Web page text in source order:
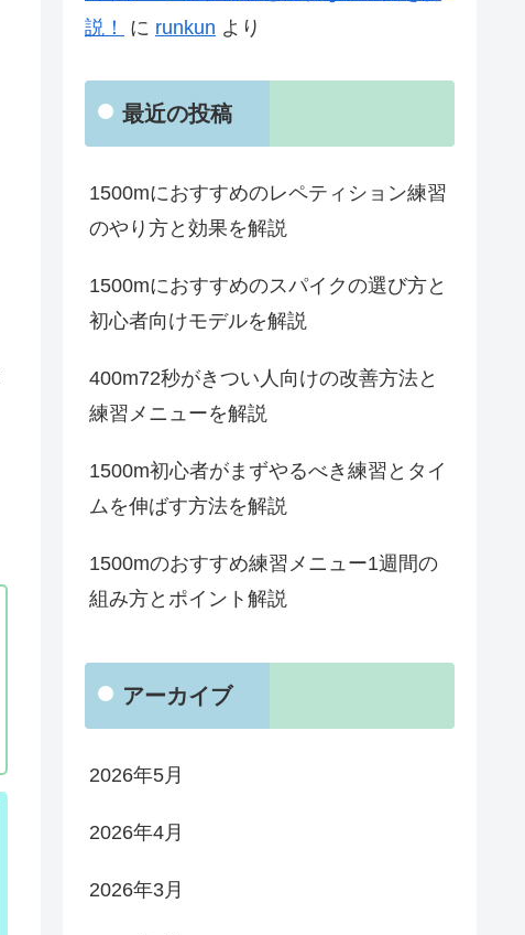
説！
に runkun より
最近の投稿
1500mにおすすめのレペティション練習
のやり方と効果を解説
1500mにおすすめのスパイクの選び方と
初心者向けモデルを解説
400m72秒がきつい人向けの改善方法と
練習メニューを解説
1500m初心者がまずやるべき練習とタイ
ムを伸ばす方法を解説
1500mのおすすめ練習メニュー1週間の
組み方とポイント解説
アーカイブ
2026年5月
2026年4月
2026年3月